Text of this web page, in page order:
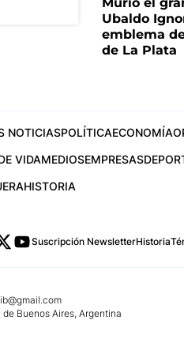
Murió el
Ubaldo
emblema
de La Plata
NOTICIASPOLÍTICAECONOMÍA
VIDAMEDIOSEMPRESAS
HISTORIA
Suscripción NewsletterHistoria
Buenos Aires, Argentina